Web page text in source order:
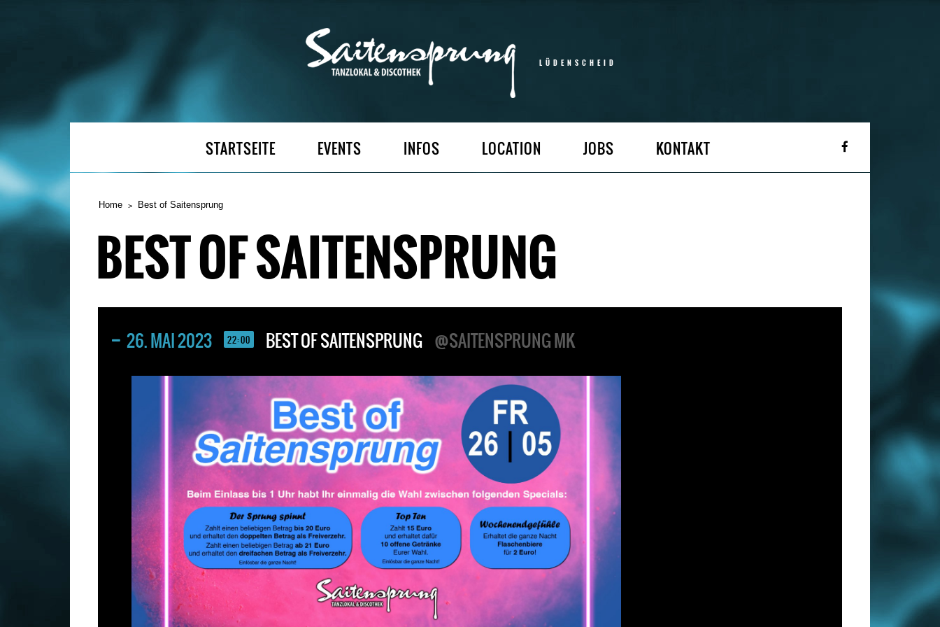
LÜDENSCHEID
STARTSEITE EVENTS INFOS LOCATION JOBS KONTAKT
Home Best of Saitensprung
BEST OF SAITENSPRUNG
26. MAI 2023 22:00 BEST OF SAITENSPRUNG @SAITENSPRUNG MK